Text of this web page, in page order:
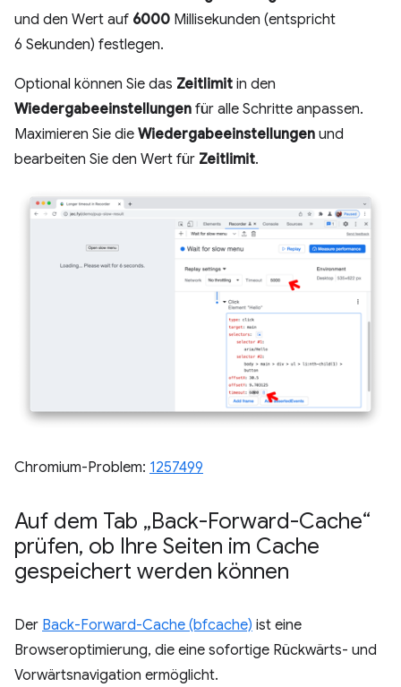
und den Wert auf 6000 Millisekunden (entspricht
6 Sekunden) festlegen.
Optional können Sie das Zeitlimit in den
Wiedergabeeinstellungen für alle Schritte anpassen.
Maximieren Sie die Wiedergabeeinstellungen und
bearbeiten Sie den Wert für Zeitlimit.
Chromium-Problem: 1257499
Auf dem Tab „Back-Forward-Cache“
prüfen, ob Ihre Seiten im Cache
gespeichert werden können
Der Back-Forward-Cache (bfcache) ist eine
Browseroptimierung, die eine sofortige Rückwärts- und
Vorwärtsnavigation ermöglicht.